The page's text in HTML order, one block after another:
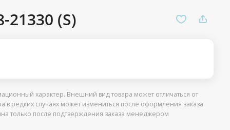
21330 (S)
характер. Внешний вид товара может отличаться от
в редких случаях может измениться после оформления заказа.
только после подтверждения заказа менеджером